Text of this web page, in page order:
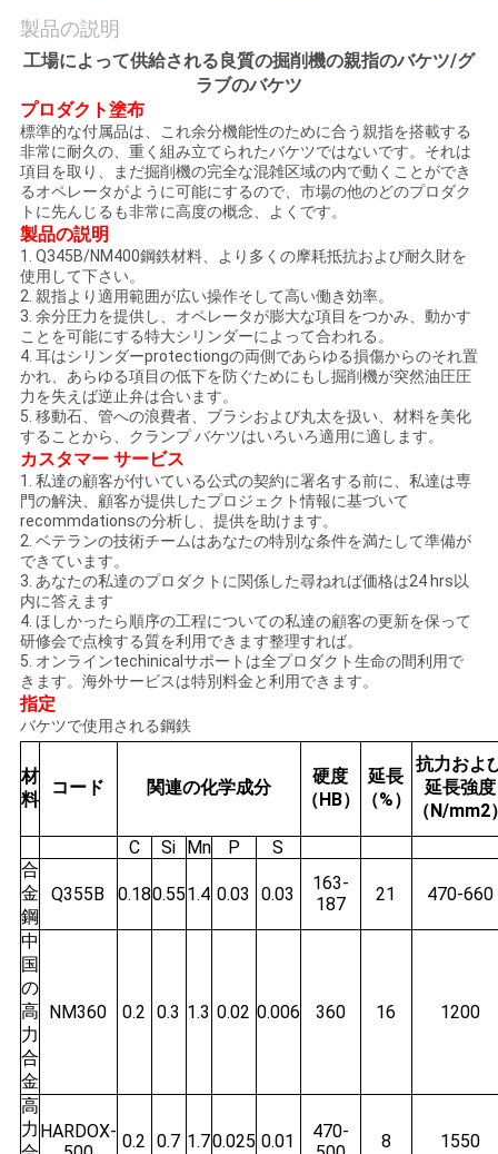
質
管
理
ニ
ュ
ー
ス
引
金
を
求
め
て
く
だ
さ
い
サ
イ
ト
マ
ッ
プ
製品の説明
工場によって供給される良質の掘削機の親指のバケツ/グ
ラブのバケツ
プロダクト塗布
標準的な付属品は、これ余分機能性のために合う親指を搭載する
非常に耐久の、重く組み立てられたバケツではないです。それは
項目を取り、まだ掘削機の完全な混雑区域の内で動くことができ
るオペレータがように可能にするので、市場の他のどのプロダク
トに先んじるも非常に高度の概念、よくです。
製品の説明
1. Q345B/NM400鋼鉄材料、より多くの摩耗抵抗および耐久財を
使用して下さい。
2. 親指より適用範囲が広い操作そして高い働き効率。
3. 余分圧力を提供し、オペレータが膨大な項目をつかみ、動かす
ことを可能にする特大シリンダーによって合われる。
4. 耳はシリンダーprotectiongの両側であらゆる損傷からのそれ置
かれ、あらゆる項目の低下を防ぐためにもし掘削機が突然油圧圧
力を失えば逆止弁は合います。
5. 移動石、管への浪費者、ブラシおよび丸太を扱い、材料を美化
することから、クランプ バケツはいろいろ適用に適します。
カスタマー サービス
1. 私達の顧客が付いている公式の契約に署名する前に、私達は専
門の解決、顧客が提供したプロジェクト情報に基づいて
recommdationsの分析し、提供を助けます。
2. ベテランの技術チームはあなたの特別な条件を満たして準備が
できています。
3. あなたの私達のプロダクトに関係した尋ねれば価格は24 hrs以
内に答えます
4. ほしかったら順序の工程についての私達の顧客の更新を保って
研修会で点検する質を利用できます整理すれば。
5. オンラインtechinicalサポートは全プロダクト生命の間利用で
きます。海外サービスは特別料金と利用できます。
指定
バケツで使用される鋼鉄
材
料
コード 関連の化学成分
硬度
（HB）
延長
（%）
抗力およ
延長強度
（N/mm2
C
Si Mn P
S
合
金
鋼
Q355B 0.180.551.4 0.03 0.03
163-
187
21 470-660
中
国
の
高
力
合
金
NM360 0.2 0.3 1.3 0.02 0.006 360 16 1200
高
力 HARDOX- 0.2 0.7 1.70.025 0.01
470-
8 1550